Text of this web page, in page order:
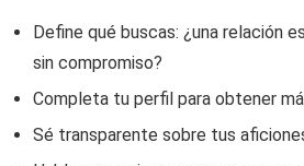
Define qué buscas: ¿una relación
sin compromiso?
Completa tu perfil para obtener
Sé transparente sobre tus